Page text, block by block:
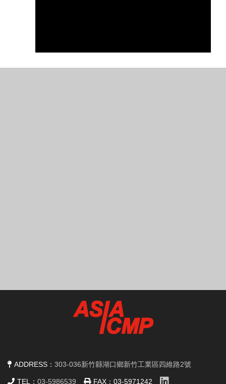
ADDRESS： 303-036新竹縣湖口鄉新竹工業區四維路2號
TEL： 03-5986539 FAX： 03-5971242